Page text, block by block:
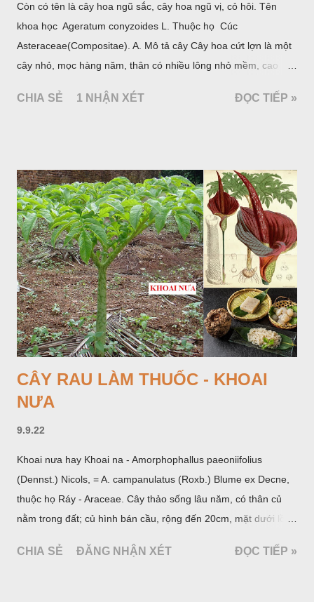
Còn có tên là cây hoa ngũ sắc, cây hoa ngũ vị, cỏ hôi. Tên
khoa học Ageratum conyzoides L. Thuộc họ Cúc
Asteraceae(Compositae). A. Mô tả cây Cây hoa cứt lợn là một
cây nhỏ, mọc hàng năm, thân có nhiều lông nhỏ mềm, cao
đối hình trứng hay 3 cạnh, dài 2-6cm, rộng 1-3cm, mép có
CHIA SẺ 1 NHẬN XÉT ĐỌC TIẾP »
CÂY RAU LÀM THUỐC - KHOAI
NƯA
9.9.22
Khoai nưa hay Khoai na - Amorphophallus paeoniifolius
(Dennst.) Nicols, = A. campanulatus (Roxb.) Blume ex Decne,
thuộc họ Ráy - Araceae. Cây thảo sống lâu năm, có thân củ
nằm trong đất; củ hình bán cầu, rộng đến 20cm, mặt dưới lồi
quanh có 3-5 mấu lồi; vỏ củ màu nâu, thịt trắng vàng và cứng.
CHIA SẺ ĐĂNG NHẬN XÉT ĐỌC TIẾP »